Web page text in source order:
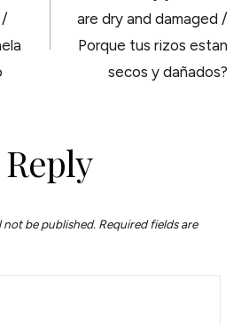
/
are dry and damaged /
Porque tus rizos estan
secos y dañados?
not be published. Required fields are